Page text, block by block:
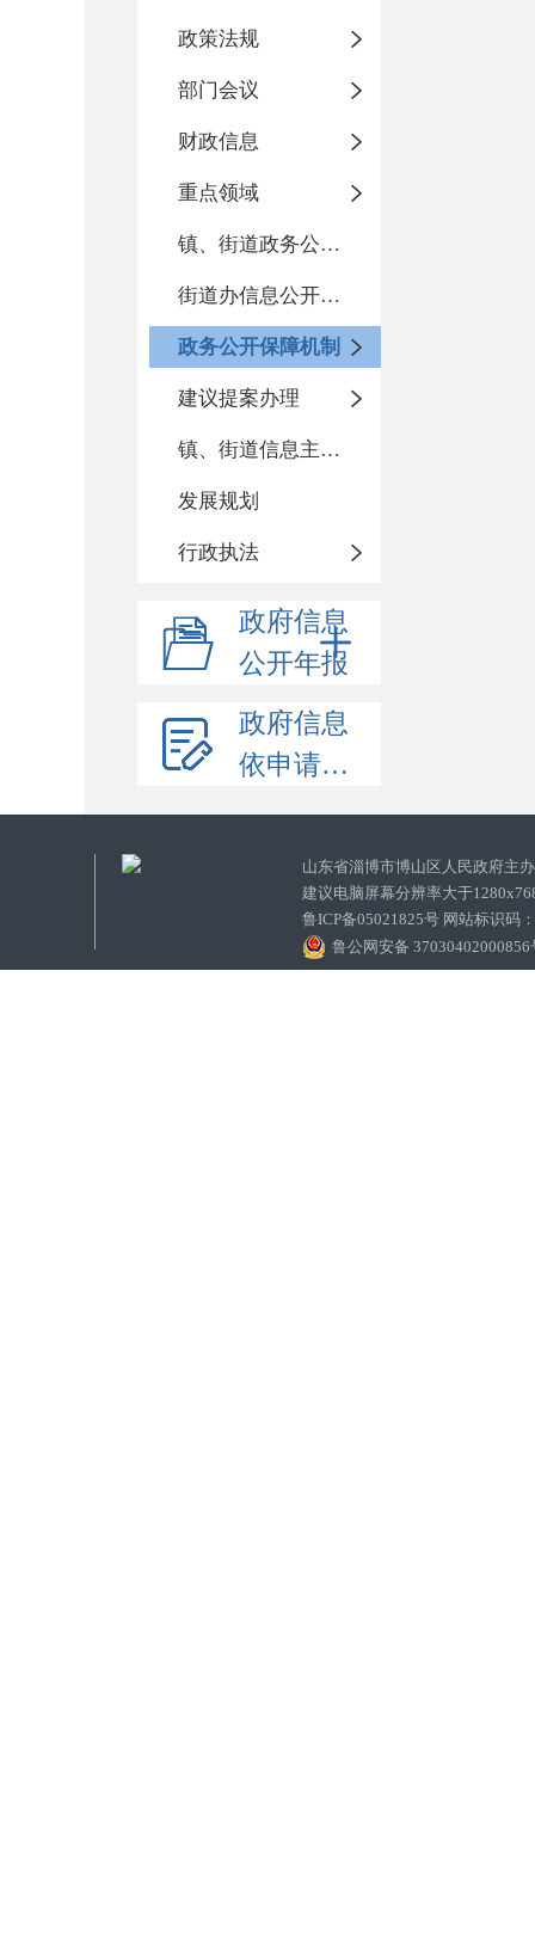
政策法规
部门会议
财政信息
重点领域
镇、街道政务公开标准化目录
街道办信息公开指南
政务公开保障机制
建议提案办理
镇、街道信息主动公开基本目录
发展规划
行政执法
政府信息
公开年报
政府信息
依申请公开
山东省淄博市博山区人民政府
建议电脑屏幕分辨率大于
鲁ICP备05021825号 网站标识码
鲁公网安备 37030402000856